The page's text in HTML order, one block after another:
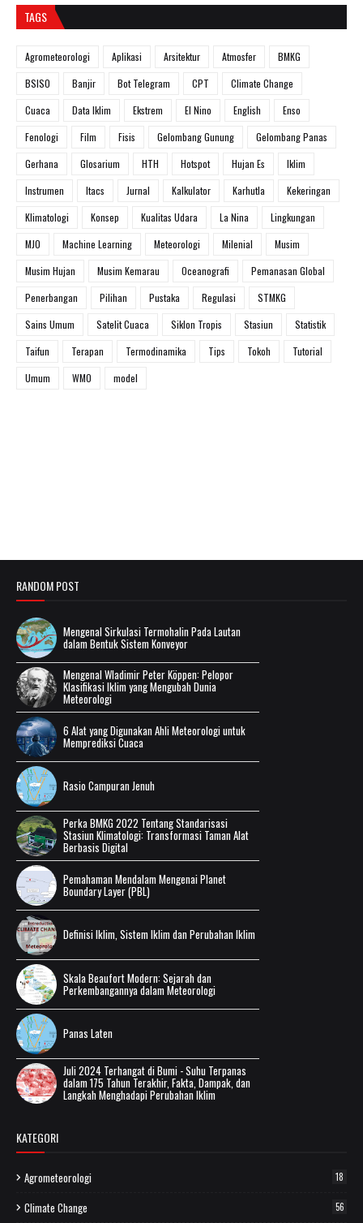
TAGS
Agrometeorologi Aplikasi Arsitektur Atmosfer
BMKG
BSISO
Banjir Bot Telegram CPT
Climate Change
Cuaca
Data Iklim Ekstrem El Nino English
Enso
Fenologi
Film Fisis Gelombang Gunung
Gelombang Panas
Gerhana
Glosarium HTH Hotspot Hujan Es
Iklim
Instrumen
Itacs Jurnal Kalkulator Karhutla
Kekeringan
Klimatologi
Konsep Kualitas Udara La Nina
Lingkungan
MJO
Machine Learning Meteorologi Milenial
Musim
Musim Hujan
Musim Kemarau Oceanografi
Pemanasan Global
Penerbangan
Pilihan Pustaka Regulasi
STMKG
Sains Umum
Satelit Cuaca Siklon Tropis Stasiun
Statistik
Taifun
Terapan Termodinamika Tips Tokoh
Tutorial
Umum
WMO model
RANDOM POST
Mengenal Sirkulasi Termohalin Pada Lautan
dalam Bentuk Sistem Konveyor
Mengenal Wladimir Peter Köppen: Pelopor
Klasifikasi Iklim yang Mengubah Dunia
Meteorologi
6 Alat yang Digunakan Ahli Meteorologi untuk
Memprediksi Cuaca
Rasio Campuran Jenuh
Perka BMKG 2022 Tentang Standarisasi
Stasiun Klimatologi: Transformasi Taman Alat
Berbasis Digital
Pemahaman Mendalam Mengenai Planet
Boundary Layer (PBL)
Definisi Iklim, Sistem Iklim dan Perubahan Iklim
Skala Beaufort Modern: Sejarah dan
Perkembangannya dalam Meteorologi
Panas Laten
Juli 2024 Terhangat di Bumi - Suhu Terpanas
dalam 175 Tahun Terakhir, Fakta, Dampak, dan
Langkah Menghadapi Perubahan Iklim
KATEGORI
Agrometeorologi 18
Climate Change 56